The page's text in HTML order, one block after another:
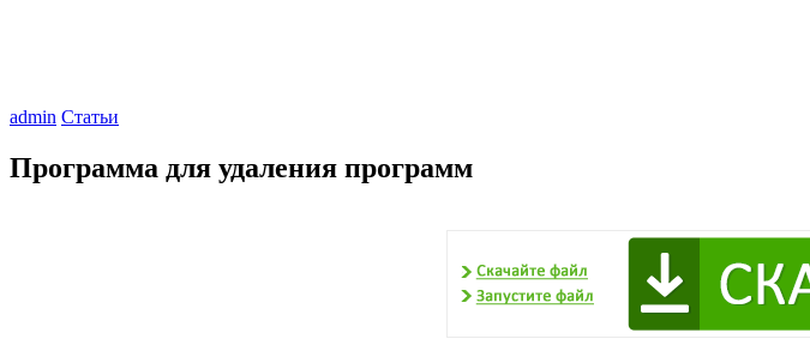
admin Статьи
Программа для удаления программ